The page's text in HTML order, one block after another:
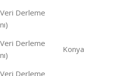
Derleme
Derleme
Konya
Derleme